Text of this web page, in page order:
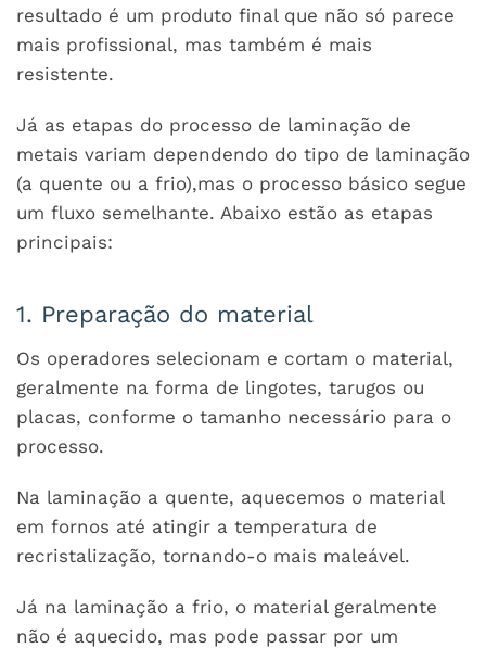
resultado é um produto final que não só parece
mais profissional, mas também é mais
resistente.
Já as etapas do processo de laminação de
metais variam dependendo do tipo de laminação
(a quente ou a frio),mas o processo básico segue
um fluxo semelhante. Abaixo estão as etapas
principais:
1. Preparação do material
Os operadores selecionam e cortam o material,
geralmente na forma de lingotes, tarugos ou
placas, conforme o tamanho necessário para o
processo.
Na laminação a quente, aquecemos o material
em fornos até atingir a temperatura de
recristalização, tornando-o mais maleável.
Já na laminação a frio, o material geralmente
não é aquecido, mas pode passar por um